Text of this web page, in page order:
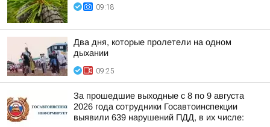
09:18
Два дня, которые пролетели на одном
дыхании
09:25
За прошедшие выходные с 8 по 9 августа
2026 года сотрудники Госавтоинспекции
выявили 639 нарушений ПДД, в их числе: